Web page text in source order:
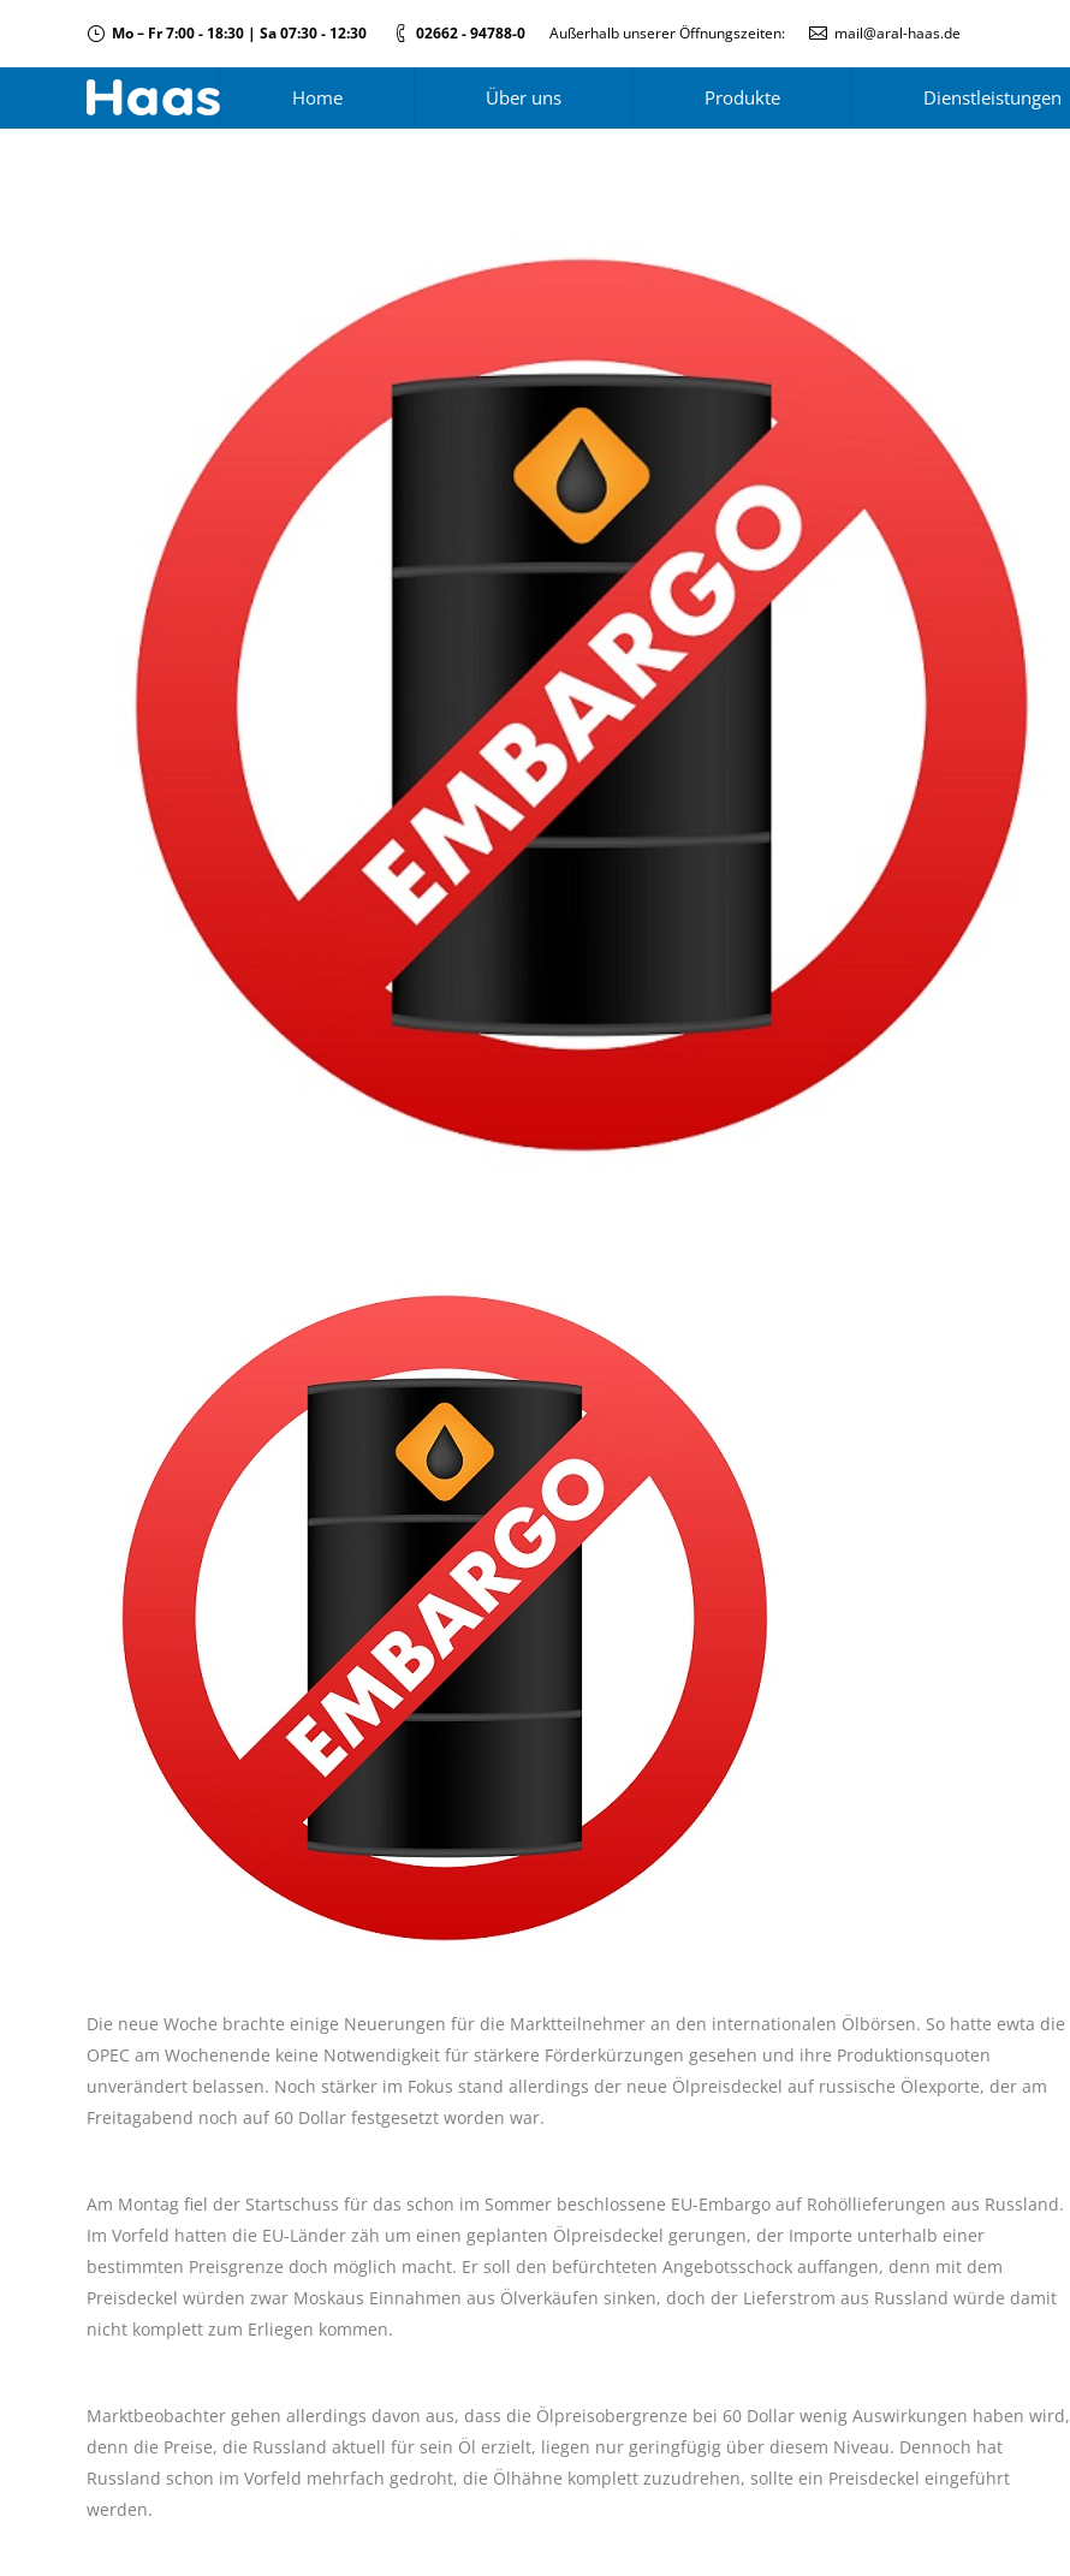
Mo – Fr 7:00 - 18:30 | Sa 07:30 - 12:30 02662 - 94788-0 Außerhalb unserer Öffnungszeiten: mail@aral-haas.de
Home Über uns Produkte Dienstleistungen
Die neue Woche brachte einige Neuerungen für die Marktteilnehmer an den internationalen Ölbörsen. So hatte ewta die
OPEC am Wochenende keine Notwendigkeit für stärkere Förderkürzungen gesehen und ihre Produktionsquoten
unverändert belassen. Noch stärker im Fokus stand allerdings der neue Ölpreisdeckel auf russische Ölexporte, der am
Freitagabend noch auf 60 Dollar festgesetzt worden war.
Am Montag fiel der Startschuss für das schon im Sommer beschlossene EU-Embargo auf Rohöllieferungen aus Russland.
Im Vorfeld hatten die EU-Länder zäh um einen geplanten Ölpreisdeckel gerungen, der Importe unterhalb einer
bestimmten Preisgrenze doch möglich macht. Er soll den befürchteten Angebotsschock auffangen, denn mit dem
Preisdeckel würden zwar Moskaus Einnahmen aus Ölverkäufen sinken, doch der Lieferstrom aus Russland würde damit
nicht komplett zum Erliegen kommen.
Marktbeobachter gehen allerdings davon aus, dass die Ölpreisobergrenze bei 60 Dollar wenig Auswirkungen haben wird,
denn die Preise, die Russland aktuell für sein Öl erzielt, liegen nur geringfügig über diesem Niveau. Dennoch hat
Russland schon im Vorfeld mehrfach gedroht, die Ölhähne komplett zuzudrehen, sollte ein Preisdeckel eingeführt
werden.